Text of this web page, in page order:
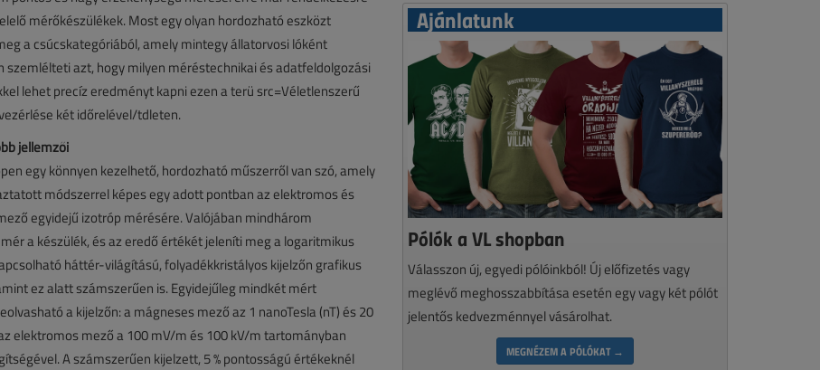
mérőkészülékek. Most egy olyan hordozható eszközt
a csúcskategóriából, amely mintegy állatorvosi lóként
szemlélteti azt, hogy milyen méréstechnikai és adatfeldolgozási
lehet precíz eredményt kapni ezen a terü src=Véletlenszerű
két időrelével/tdleten.
jellemzői
egy könnyen kezelhető, hordozható műszerről van szó, amely
módszerrel képes egy adott pontban az elektromos és
egyidejű izotróp mérésére. Valójában mindhárom
a készülék, és az eredő értékét jeleníti meg a logaritmikus
háttér-világítású, folyadékkristályos kijelzőn grafikus
ez alatt számszerűen is. Egyidejűleg mindkét mért
a kijelzőn: a mágneses mező az 1 nanoTesla (nT) és 20
elektromos mező a 100 mV/m és 100 kV/m tartományban
A számszerűen kijelzett, 5 % pontosságú értékeknél
Ajánlatunk
Pólók a VL shopban
Válasszon új, egyedi pólóinkból! Új előfizetés vagy
meglévő meghosszabbítása esetén egy vagy két pólót
jelentős kedvezménnyel vásárolhat.
MEGNÉZEM A PÓLÓKAT →